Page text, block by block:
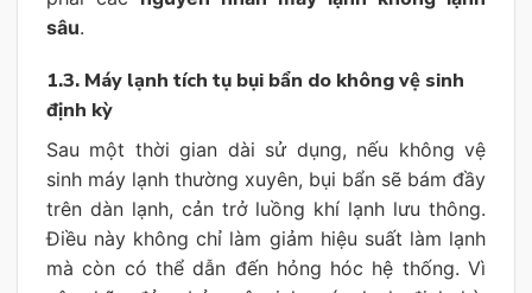
sâu.
1.3. Máy lạnh tích tụ bụi bẩn do không vệ sinh
định kỳ
Sau một thời gian dài sử dụng, nếu không vệ
sinh máy lạnh thường xuyên, bụi bẩn sẽ bám đầy
trên dàn lạnh, cản trở luồng khí lạnh lưu thông.
Điều này không chỉ làm giảm hiệu suất làm lạnh
mà còn có thể dẫn đến hỏng hóc hệ thống. Vì